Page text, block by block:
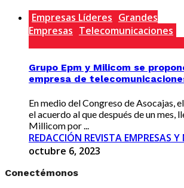
Empresas Líderes Grandes
Empresas Telecomunicaciones
Grupo Epm y Milicom se
empresa de
En medio del Congreso de Asocajas,
el acuerdo al que después de un mes,
Millicom por ...
REDACCIÓN REVISTA EMPRESAS Y
octubre 6, 2023
Conectémonos